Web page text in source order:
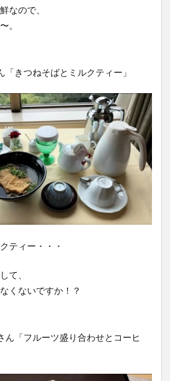
なので、
。
きつねそばとミルクティー」
ティー・・・
て、
くないですか！？
ん「フルーツ盛り合わせとコーヒ